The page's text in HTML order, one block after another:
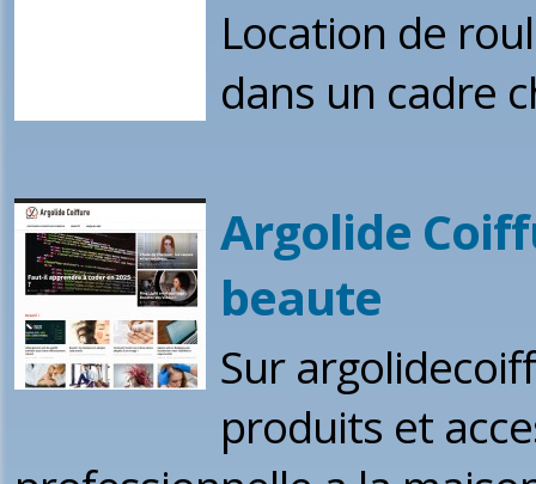
Location de
dans un cadre
Argolide
beaute
Sur
produits et